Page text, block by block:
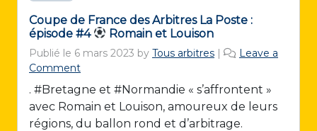
Coupe de France des Arbitres La Poste :
épisode #4
Romain et Louison
Publié le 6 mars 2023 by Tous arbitres |
Leave a
Comment
. #Bretagne et #Normandie « s’affrontent »
avec Romain et Louison, amoureux de leurs
régions, du ballon rond et d’arbitrage.